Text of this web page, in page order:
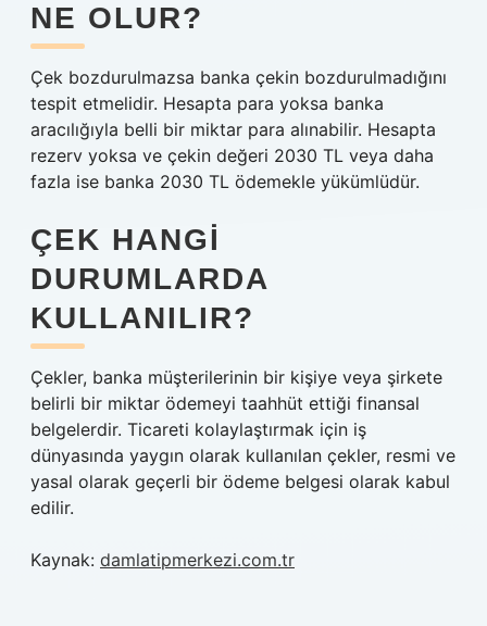
NE OLUR?
Çek bozdurulmazsa banka çekin bozdurulmadığını
tespit etmelidir. Hesapta para yoksa banka
aracılığıyla belli bir miktar para alınabilir. Hesapta
rezerv yoksa ve çekin değeri 2030 TL veya daha
fazla ise banka 2030 TL ödemekle yükümlüdür.
ÇEK HANGI
DURUMLARDA
KULLANILIR?
Çekler, banka müşterilerinin bir kişiye veya şirkete
belirli bir miktar ödemeyi taahhüt ettiği finansal
belgelerdir. Ticareti kolaylaştırmak için iş
dünyasında yaygın olarak kullanılan çekler, resmi ve
yasal olarak geçerli bir ödeme belgesi olarak kabul
edilir.
Kaynak: damlatipmerkezi.com.tr